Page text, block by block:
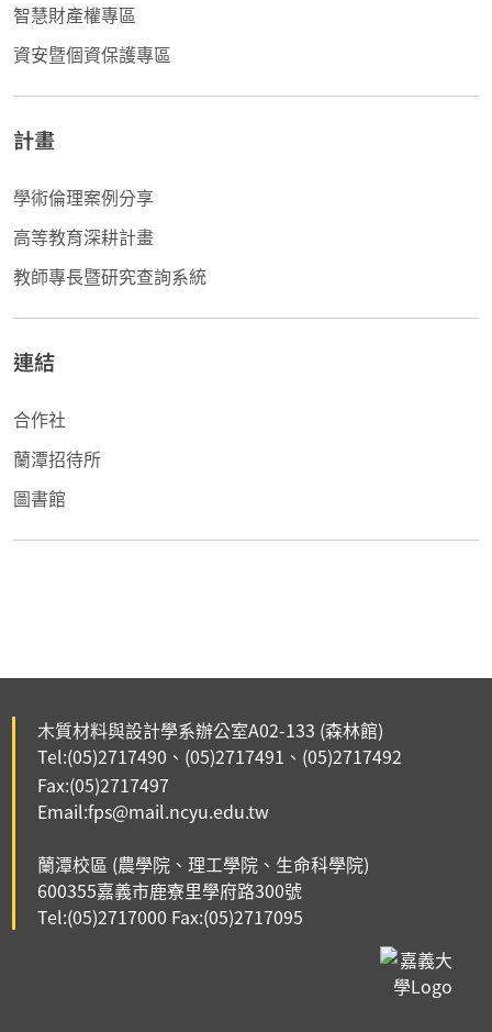
智慧財產權專區
資安暨個資保護專區
計畫
學術倫理案例分享
高等教育深耕計畫
教師專長暨研究查詢系統
連結
合作社
蘭潭招待所
圖書館
木質材料與設計學系辦公室A02-133 (森林館)
Tel:(05)2717490 、 (05)2717491、 (05)2717492
Fax:(05)2717497
Email:fps@mail.ncyu.edu.tw
蘭潭校區 (農學院、理工學院、生命科學院)
600355嘉義市鹿寮里學府路300號
Tel:(05)2717000 Fax:(05)2717095